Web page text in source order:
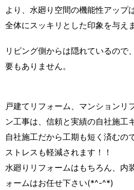
より、水廻り空間の機能性アップ
全体にスッキリとした印象を与えま
リビング側からは隠れているので
要もありません。
戸建てリフォーム、マンションリ
ン工事は、信頼と実績の自社施工
自社施工だから工期も短く済むの
ストレスも軽減されます！！
水廻りリフォームはもちろん、内
ォームはお任せ下さい(*^-^*)